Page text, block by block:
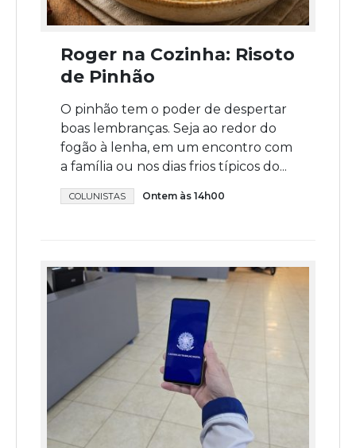
Roger na Cozinha: Risoto
de Pinhão
O pinhão tem o poder de despertar
boas lembranças. Seja ao redor do
fogão à lenha, em um encontro com
a família ou nos dias frios típicos do...
COLUNISTAS Ontem às 14h00